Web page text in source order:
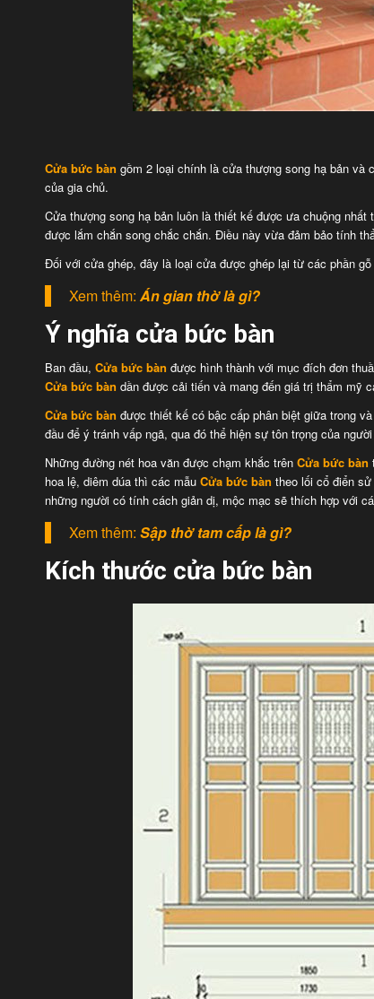
Cửa bức bàn gồm 2 loại chính là cửa thượng song hạ bản
của gia chủ.
Cửa thượng song hạ bản luôn là thiết kế được ưa chuộng
được lắm chắn song chắc chắn. Điều này vừa đảm bảo tính
Đối với cửa ghép, đây là loại cửa được ghép lại từ các phần
Xem thêm: Án gian thờ là gì?
Ý nghĩa cửa bức bàn
Ban đầu, Cửa bức bàn được hình thành với mục đích đơn
Cửa bức bàn dần được cải tiến và mang đến giá trị thẩm mỹ
Cửa bức bàn được thiết kế có bậc cấp phân biệt giữa trong
đầu để ý tránh vấp ngã, qua đó thể hiện sự tôn trọng của
Những đường nét hoa văn được chạm khắc trên Cửa bức bàn
hoa lệ, diêm dúa thì các mẫu Cửa bức bàn theo lối cổ điển
những người có tính cách giản dị, mộc mạc sẽ thích hợp với
Xem thêm: Sập thờ tam cấp là gì?
Kích thước cửa bức bàn